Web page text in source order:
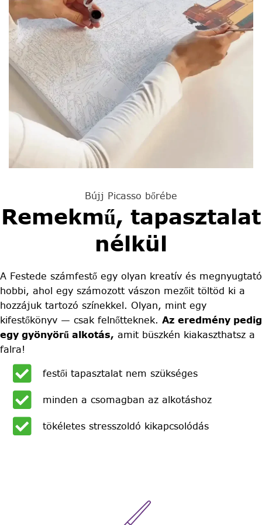
Bújj Picasso bőrébe
Remekmű, tapasztalat
nélkül
A Festede számfestő egy olyan kreatív és megnyugtató
hobbi, ahol egy számozott vászon mezőit töltöd ki a
hozzájuk tartozó színekkel. Olyan, mint egy
kifestőkönyv — csak felnőtteknek. Az eredmény pedig
egy gyönyörű alkotás, amit büszkén kiakaszthatsz a
falra!
festői tapasztalat nem szükséges
minden a csomagban az alkotáshoz
tökéletes stresszoldó kikapcsolódás